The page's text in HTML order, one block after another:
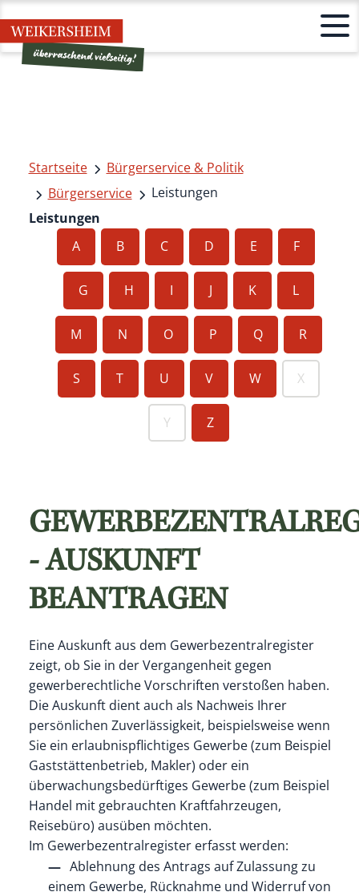
Startseite
Bürgerservice & Politik
Bürgerservice
Leistungen
Leistungen
A
B C D E F
G H I J K L
M N O P Q R
S T U V W X
Y Z
- AUSKUNFT
BEANTRAGEN
Eine Auskunft aus dem Gewerbezentralregister
zeigt, ob Sie in der Vergangenheit gegen
gewerberechtliche Vorschriften verstoßen haben.
Die Auskunft dient auch als Nachweis Ihrer
persönlichen Zuverlässigkeit, beispielsweise wenn
Sie ein erlaubnispflichtiges Gewerbe (zum Beispiel
Gaststättenbetrieb, Makler) oder ein
überwachungsbedürftiges Gewerbe (zum Beispiel
Handel mit gebrauchten Kraftfahrzeugen,
Reisebüro) ausüben möchten.
Im Gewerbezentralregister erfasst werden:
Ablehnung des Antrags auf Zulassung zu
einem Gewerbe, Rücknahme und Widerruf von